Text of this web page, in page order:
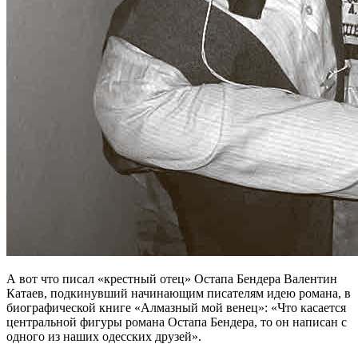
А вот что писал «крестный отец» Остапа Бендера Валентин
Катаев, подкинувший начинающим писателям идею романа, в
биографической книге «Алмазный мой венец»: «Что касается
центральной фигуры романа Остапа Бендера, то он написан с
одного из наших одесских друзей».